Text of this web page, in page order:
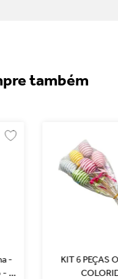
também
-
- 9
KIT 6 PEÇAS